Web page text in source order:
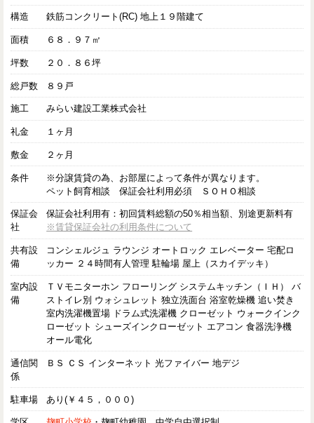
構造 鉄筋コンクリート(RC) 地上１９階建て
面積 ６８．９７㎡
坪数 ２０．８６坪
総戸数 ８９戸
施工 みらい建設工業株式会社
礼金 １ヶ月
敷金 ２ヶ月
条件
※分譲賃貸の為、お部屋によって条件が異なります。
ペット飼育相談 保証会社利用必須 ＳＯＨＯ相談
保証会
社
保証会社利用有：初回賃料総額の50％相当額、別途更新料有
※賃貸保証会社の利用条件について
共有設
備
コンシェルジュ ラウンジ オートロック エレベーター 宅配ロ
ッカー ２４時間有人管理 駐輪場 屋上（スカイデッキ）
室内設
備
ＴＶモニターホン フローリング システムキッチン（ＩＨ） バ
ストイレ別 ウォシュレット 独立洗面台 浴室乾燥機 追い焚き
室内洗濯機置場 ドラム式洗濯機 クローゼット ウォークインク
ローゼット シューズインクローゼット エアコン 食器洗浄機
オール電化
通信関
係
ＢＳ ＣＳ インターネット 光ファイバー 地デジ
駐車場 あり(￥４５，０００)